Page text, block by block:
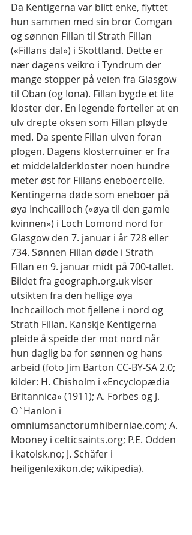
Da Kentigerna var blitt enke, flyttet
hun sammen med sin bror Comgan
og sønnen Fillan til Strath Fillan
(«Fillans dal») i Skottland. Dette er
nær dagens veikro i Tyndrum der
mange stopper på veien fra Glasgow
til Oban (og Iona). Fillan bygde et lite
kloster der. En legende forteller at en
ulv drepte oksen som Fillan pløyde
med. Da spente Fillan ulven foran
plogen. Dagens klosterruiner er fra
et middelalderkloster noen hundre
meter øst for Fillans eneboercelle.
Kentingerna døde som eneboer på
øya Inchcailloch («øya til den gamle
kvinnen») i Loch Lomond nord for
Glasgow den 7. januar i år 728 eller
734. Sønnen Fillan døde i Strath
Fillan en 9. januar midt på 700-tallet.
Bildet fra geograph.org.uk viser
utsikten fra den hellige øya
Inchcailloch mot fjellene i nord og
Strath Fillan. Kanskje Kentigerna
pleide å speide der mot nord når
hun daglig ba for sønnen og hans
arbeid (foto Jim Barton CC-BY-SA 2.0;
kilder: H. Chisholm i «Encyclopædia
Britannica» (1911); A. Forbes og J.
O`Hanlon i
omniumsanctorumhiberniae.com; A.
Mooney i celticsaints.org; P.E. Odden
i katolsk.no; J. Schäfer i
heiligenlexikon.de; wikipedia).